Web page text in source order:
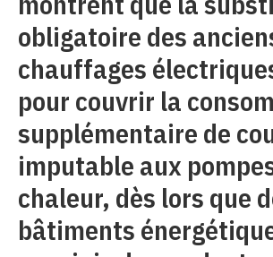
obligatoire des
chauffages
pour couvrir la
supplémentaire de
imputable aux
chaleur, dès lors que
bâtiments